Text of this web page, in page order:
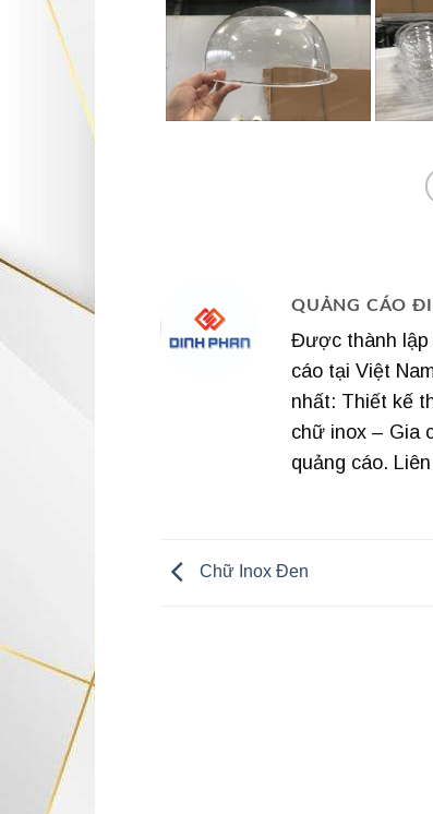
QUẢNG CÁO
Được thành lập
cáo tại Việt
nhất: Thiết kế
chữ inox – Gia
quảng cáo.
Chữ Inox Đen